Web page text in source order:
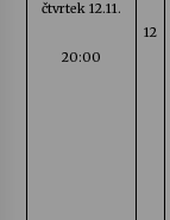
čtvrtek 12.11.
20:00
12